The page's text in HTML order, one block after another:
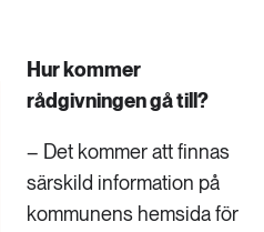
Hur kommer
rådgivningen gå till?
– Det kommer att finnas
särskild information på
kommunens hemsida för